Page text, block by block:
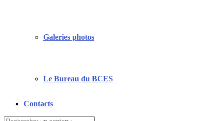
Galeries photos
Le Bureau du BCES
Contacts